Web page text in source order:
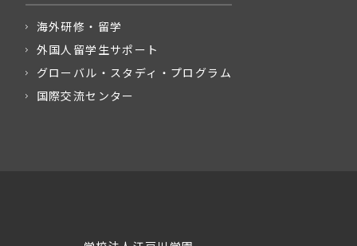
海外研修・留学
外国人留学生サポート
グローバル・スタディ・プログラム
国際交流センター